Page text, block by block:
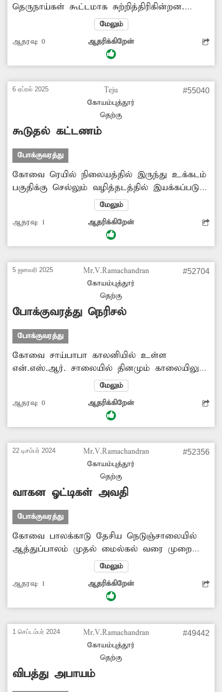
தெருநாய்கள் கூட்டமாக சுற்றித்திரிகின்றன.
குறிப்பாக இரவு நேரங்களில் கூட்டமாக வரும்
தெருநாய்கள் அந்த வழியாக செல்லும் வாகன
ஓட்டிகளை துரத்தி சென்று கடிக்கின்றன.
இதனால் பதற்றத்துடன் வாகன ஓட்டிகள்
உள்ளது. எனவே அந்த பகுதியில்
தெருநாய்களை கட்டுப்படுத்த மாநகராட்சி
அதிகாரிகள் நடவடிக்கை எடுக்க வேண்டும்.
மேலும்
ஆதரவு: 0 ஆதரிக்கிறேன்
6 ஏப்ரல் 2025
Teju
கோயம்புத்தூர்
தெற்கு
#55040
கூடுதல் கட்டணம்
போக்குவரத்து
கோவை ரெயில் நிலையத்தில் இருந்து உக்கடம்
பகுதிக்கு செல்லும் வழித்தடத்தில் இயக்கப்படும்
சில தனியார் பஸ்களில் அரசு நிர்ணயித்த
கட்டணத்தை விட கூடுதல் கட்டணம்
வசூலிக்கின்றனர். இதுகுறித்து கண்டக்டர்களிடம்
கேட்டாலும், உரிய பதில் அளிப்பது இல்லை.
நேரங்களில் வாக்குவாதம் ஏற்படுகிறது. மேலும்
தினந்தோறும் பஸ்களில் வேலைக்கு சென்று
வருபவர்களுக்கு தேவையில்லாத நிதி இழப்பு
ஏற்படுகிறது. எனவே தனியார் பஸ்களில் அரசு
நிர்ணயித்த கட்டணம் வசூலிக்கப்படுவதை
உறுதி செய்ய சம்பந்தப்பட்ட துறை...
மேலும்
ஆதரவு: 1 ஆதரிக்கிறேன்
5 ஜனவரி 2025
Mr.V.Ramachandran
கோயம்புத்தூர்
தெற்கு
#52704
போக்குவரத்து நெரிசல்
போக்குவரத்து
கோவை சாய்பாபா காலனியில் உள்ள
என்.எஸ்.ஆர். சாலையில் தினமும் காலையிலும்,
மாலையிலும் அதிக அளவில் மக்கள் நடமாட்டம்
காணப்படும். அதுபோன்று வாகன
போக்குவரத்தும் மிகுதியாக இருக்கும். ஆனால்
அந்த சாலையில் இருபுறமும் வாகனங்கள்
அங்கு போக்குவரத்து நெரிசல் ஏற்படுகிறது.
இதனால் அந்த வழியாக சென்று வரும்
பொதுமக்களும், வாகன ஓட்டிகளும் கடும்
அவதிப்படுகிறார்கள். எனவே அங்கு வாகனங்கள்
நிறுத்த தடை விதிக்க வேண்டும்.
மேலும்
ஆதரவு: 0 ஆதரிக்கிறேன்
22 டிசம்பர் 2024
Mr.V.Ramachandran
கோயம்புத்தூர்
தெற்கு
#52356
வாகன ஓட்டிகள் அவதி
போக்குவரத்து
கோவை பாலக்காடு தேசிய நெடுஞ்சாலையில்
ஆத்துப்பாலம் முதல் மைல்கல் வரை முறையாக
சீரமைப்பு பணிகள் மேற்கொள்ளவில்லை.
இதனால் பல இடங்களில் மேடு, பள்ளமாக
உள்ளது. அதுவும், இருவழிச்சாலையில் ஒருபுறம்
மட்டுமே சீரமைப்பு பணி
சீரமைப்பு பணி தொடங்கவில்லை. இதனால்
அந்த வழியாக செல்லும் வாகன ஓட்டிகள் கடும்
அவதிப்பட்டு வருகிறார்கள். எனவே அங்கு
சாலை சீரமைப்பு பணிகளை முறையாக
மேற்கொள்ள வேண்டும்.
மேலும்
ஆதரவு: 1 ஆதரிக்கிறேன்
1 செப்டம்பர் 2024
Mr.V.Ramachandran
கோயம்புத்தூர்
தெற்கு
#49442
விபத்து அபாயம்